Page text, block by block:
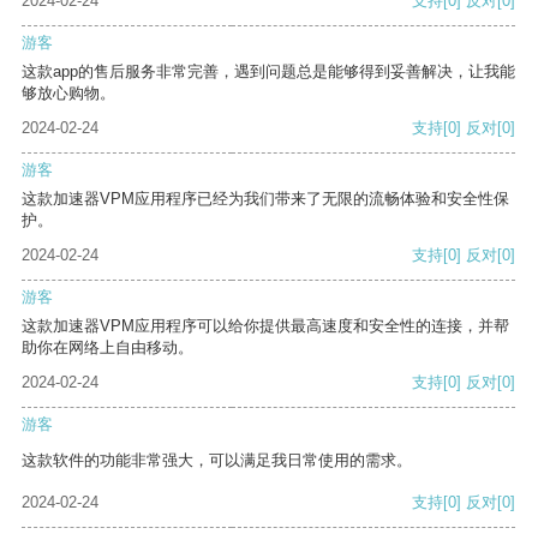
游客
这款app的售后服务非常完善，遇到问题总是能够得到妥善解决，让我能
够放心购物。
2024-02-24
支持[0] 反对[0]
游客
这款加速器VPM应用程序已经为我们带来了无限的流畅体验和安全性保
护。
2024-02-24
支持[0] 反对[0]
游客
这款加速器VPM应用程序可以给你提供最高速度和安全性的连接，并帮
助你在网络上自由移动。
2024-02-24
支持[0] 反对[0]
游客
这款软件的功能非常强大，可以满足我日常使用的需求。
2024-02-24 支持[0] 反对[0]